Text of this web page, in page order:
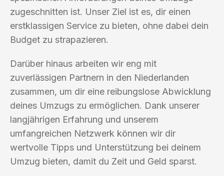
zugeschnitten ist. Unser Ziel ist es, dir einen
erstklassigen Service zu bieten, ohne dabei dein
Budget zu strapazieren.
Darüber hinaus arbeiten wir eng mit
zuverlässigen Partnern in den Niederlanden
zusammen, um dir eine reibungslose Abwicklung
deines Umzugs zu ermöglichen. Dank unserer
langjährigen Erfahrung und unserem
umfangreichen Netzwerk können wir dir
wertvolle Tipps und Unterstützung bei deinem
Umzug bieten, damit du Zeit und Geld sparst.